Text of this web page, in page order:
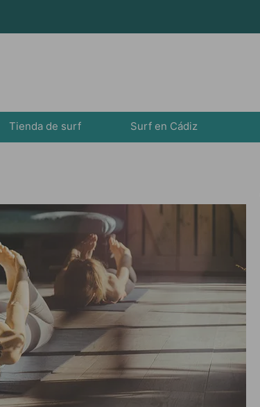
Tienda de surf Surf en Cádiz